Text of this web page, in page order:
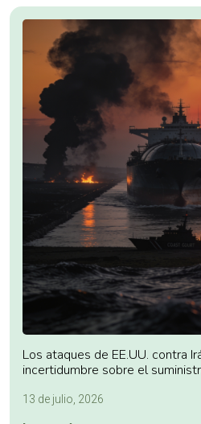
Los ataques de EE.UU. contra
incertidumbre sobre el
13 de julio, 2026